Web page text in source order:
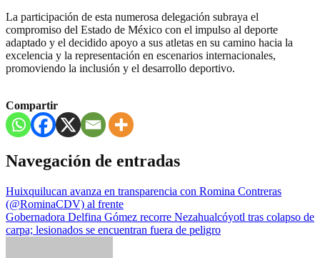
La participación de esta numerosa delegación subraya el
compromiso del Estado de México con el impulso al deporte
adaptado y el decidido apoyo a sus atletas en su camino hacia la
excelencia y la representación en escenarios internacionales,
promoviendo la inclusión y el desarrollo deportivo.
Compartir
Navegación de entradas
Huixquilucan avanza en transparencia con Romina Contreras
(@RominaCDV) al frente
Gobernadora Delfina Gómez recorre Nezahualcóyotl tras colapso de
carpa; lesionados se encuentran fuera de peligro